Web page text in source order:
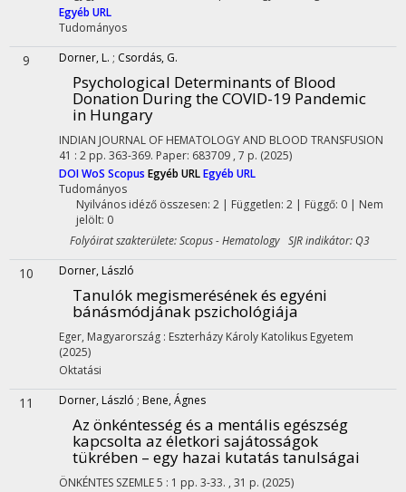
Egyéb URL
Tudományos
9 Dorner, L. ; Csordás, G.
Psychological Determinants of Blood
Donation During the COVID-19 Pandemic
in Hungary
INDIAN JOURNAL OF HEMATOLOGY AND BLOOD TRANSFUSION
41 : 2 pp. 363-369. Paper: 683709 , 7 p. (2025)
DOIWoS Scopus Egyéb URLEgyéb URL
Tudományos
Nyilvános idéző összesen: 2| Független: 2 | Függő: 0 | Nem
jelölt: 0
Folyóirat szakterülete: Scopus - Hematology SJR indikátor: Q3
10 Dorner, László
Tanulók megismerésének és egyéni
bánásmódjának pszichológiája
Eger, Magyarország : Eszterházy Károly Katolikus Egyetem
(2025)
Oktatási
11 Dorner, László ; Bene, Ágnes
Az önkéntesség és a mentális egészség
kapcsolta az életkori sajátosságok
tükrében – egy hazai kutatás tanulságai
ÖNKÉNTES SZEMLE5 : 1 pp. 3-33. , 31 p. (2025)